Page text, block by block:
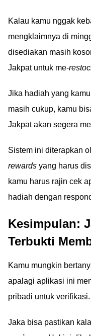
Kalau kamu nggak
mengklaimnya di
disediakan masih
Jakpat untuk me-
Jika hadiah yang
masih cukup, kamu
Jakpat akan segera
Sistem ini diterapkan
rewards yang harus
kamu harus rajin cek
hadiah dengan
Kesimpulan:
Terbukti
Kamu mungkin
apalagi aplikasi ini
pribadi untuk
Jaka bisa pastikan